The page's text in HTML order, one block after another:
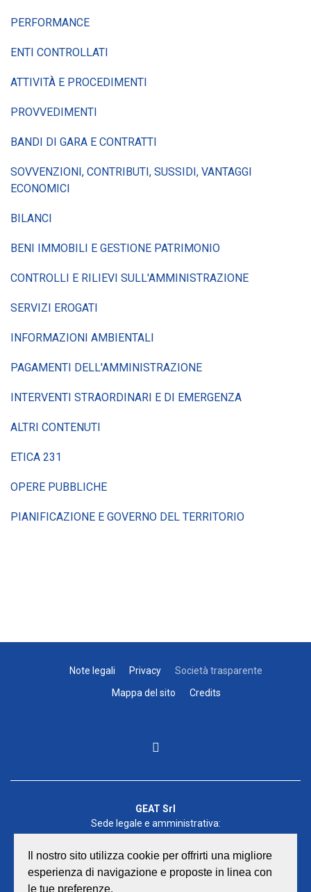
PERFORMANCE
ENTI CONTROLLATI
ATTIVITÀ E PROCEDIMENTI
PROVVEDIMENTI
BANDI DI GARA E CONTRATTI
SOVVENZIONI, CONTRIBUTI, SUSSIDI, VANTAGGI
ECONOMICI
BILANCI
BENI IMMOBILI E GESTIONE PATRIMONIO
CONTROLLI E RILIEVI SULL'AMMINISTRAZIONE
SERVIZI EROGATI
INFORMAZIONI AMBIENTALI
PAGAMENTI DELL'AMMINISTRAZIONE
INTERVENTI STRAORDINARI E DI EMERGENZA
ALTRI CONTENUTI
ETICA 231
OPERE PUBBLICHE
PIANIFICAZIONE E GOVERNO DEL TERRITORIO
Note legali Privacy
Società trasparente
Mappa del sito
Credits
GEAT Srl
Sede legale e amministrativa:
P.iva/Reg. Imp. Rimini n. 02418910408
Capitale sociale euro 12.233.943,00 I.V.
Il nostro sito utilizza cookie per offrirti una migliore
esperienza di navigazione e proposte in linea con
le tue preferenze.